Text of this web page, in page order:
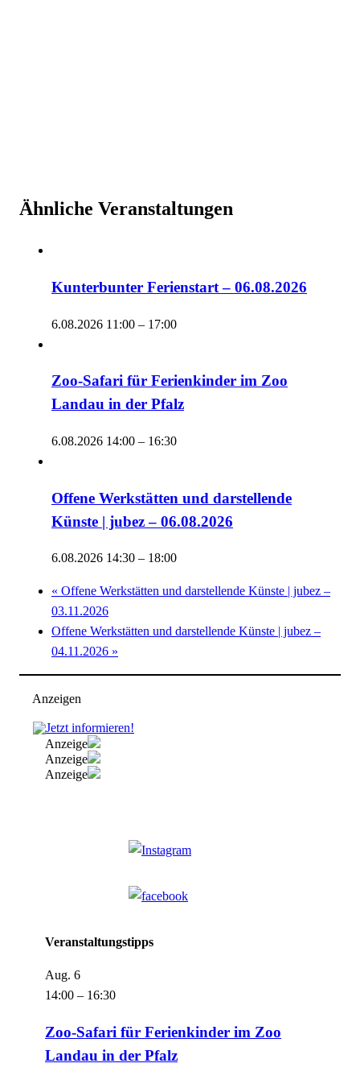
Ähnliche Veranstaltungen
Kunterbunter Ferienstart – 06.08.2026
6.08.2026 11:00 – 17:00
Zoo-Safari für Ferienkinder im Zoo
Landau in der Pfalz
6.08.2026 14:00 – 16:30
Offene Werkstätten und darstellende
Künste | jubez – 06.08.2026
6.08.2026 14:30 – 18:00
« Offene Werkstätten und darstellende Künste | jubez –
03.11.2026
Offene Werkstätten und darstellende Künste | jubez –
04.11.2026 »
Anzeigen
Anzeige
Anzeige
Anzeige
Veranstaltungstipps
Aug. 6
14:00 – 16:30
Zoo-Safari für Ferienkinder im Zoo
Landau in der Pfalz